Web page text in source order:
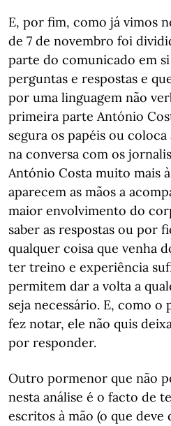
E, por fim, como já vimos
de 7 de novembro foi
parte do comunicado em
perguntas e respostas e
por uma linguagem não
primeira parte António
segura os papéis ou
na conversa com os
António Costa muito mais
aparecem as mãos a
maior envolvimento do
saber as respostas ou por
qualquer coisa que venha
ter treino e experiência
permitem dar a volta a
seja necessário. E, como
fez notar, ele não quis
por responder.
Outro pormenor que não
nesta análise é o facto de
escritos à mão (o que